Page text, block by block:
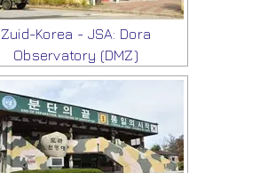
Zuid-Korea - JSA: Dora
Observatory (DMZ)